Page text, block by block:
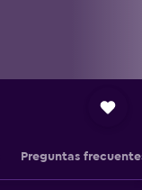
Preguntas